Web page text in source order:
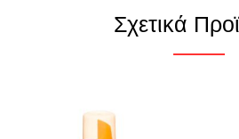
Σχετικά